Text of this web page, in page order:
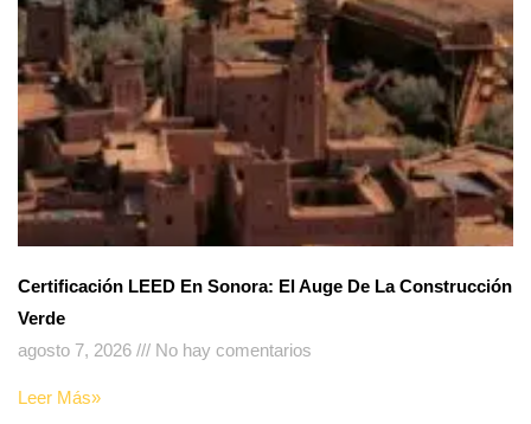
Certificación LEED En Sonora: El Auge De La Construcción
Verde
agosto 7, 2026
No hay comentarios
Leer Más»